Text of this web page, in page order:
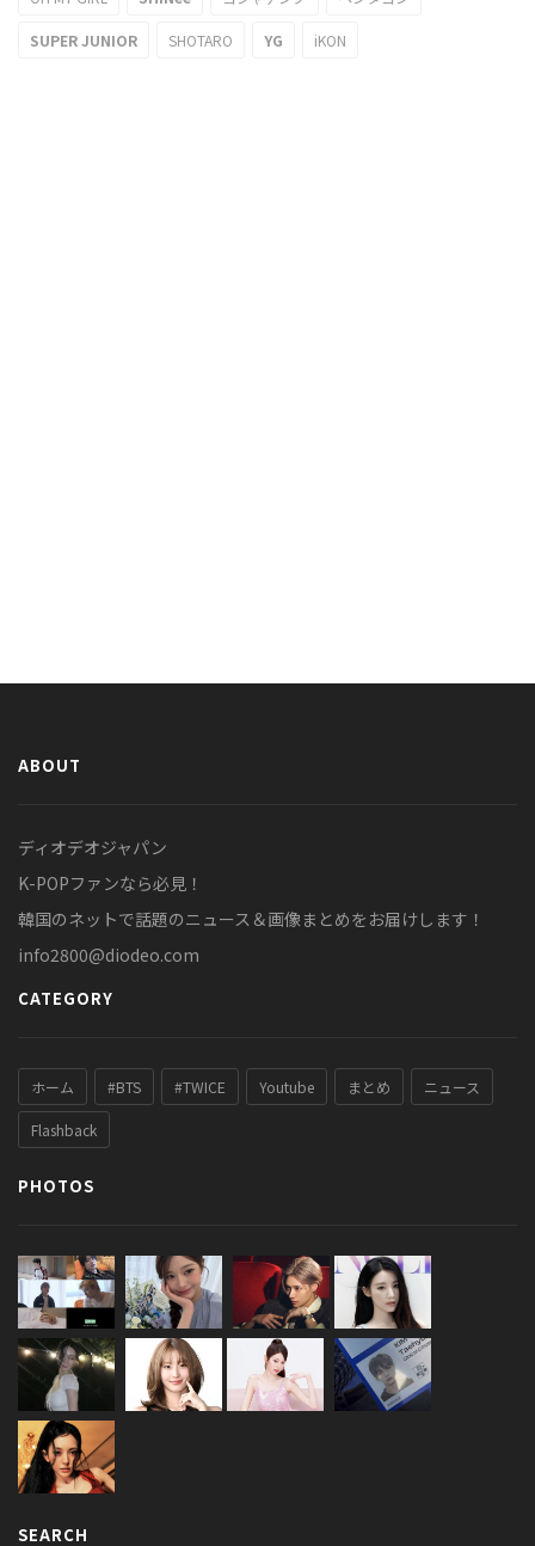
SUPER JUNIOR SHOTARO YG iKON
ABOUT
ディオデオジャパン
K-POPファンなら必見！
韓国のネットで話題のニュース＆画像まとめをお届けします！
info2800@diodeo.com
CATEGORY
ホーム #BTS #TWICE Youtube まとめ ニュース
Flashback
PHOTOS
SEARCH